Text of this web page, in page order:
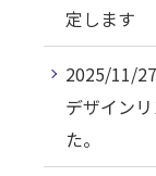
定します
2025/11/27
デザイン
た。